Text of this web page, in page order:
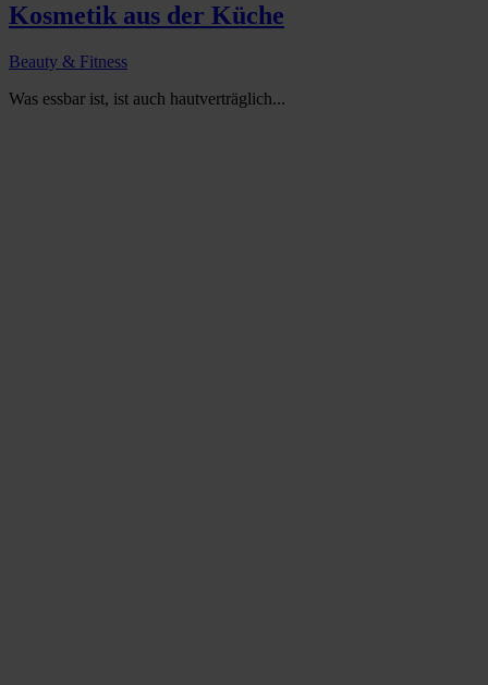
Kosmetik aus der Küche
Beauty & Fitness
Was essbar ist, ist auch hautverträglich...